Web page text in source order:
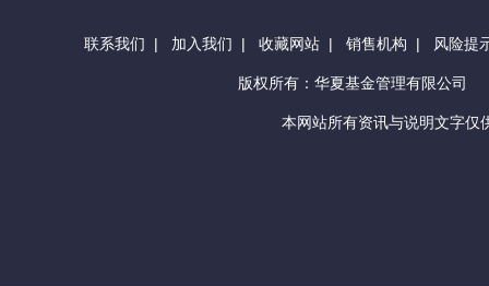
联系我们 | 加入我们 | 收藏网站 | 销售机构 | 风险提
版权所有：华夏基金管理有限公司
本网站所有资讯与说明文字仅